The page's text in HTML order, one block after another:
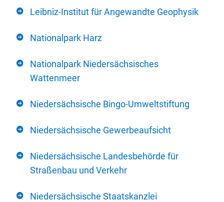
Leibniz-Institut für Angewandte Geophysik
Nationalpark Harz
Nationalpark Niedersächsisches
Wattenmeer
Niedersächsische Bingo-Umweltstiftung
Niedersächsische Gewerbeaufsicht
Niedersächsische Landesbehörde für
Straßenbau und Verkehr
Niedersächsische Staatskanzlei